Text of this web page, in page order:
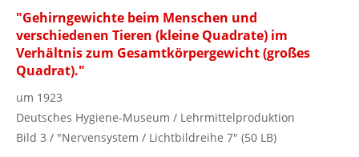
"Gehirngewichte beim Menschen und
verschiedenen Tieren (kleine Quadrate) im
Verhältnis zum Gesamtkörpergewicht (großes
Quadrat)."
um 1923
Deutsches Hygiene-Museum / Lehrmittelproduktion
Bild 3 / "Nervensystem / Lichtbildreihe 7" (50 LB)